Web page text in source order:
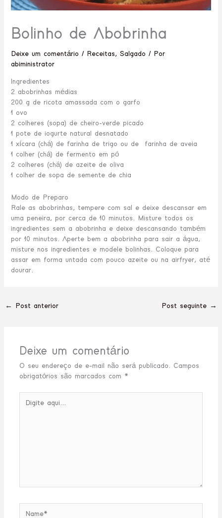
Bolinho de Abobrinha
Deixe um comentário / Receitas,Salgado / Por
abiministrator
Ingredientes
2 abobrinhas médias
200 g de ricota amassada com o garfo
1 ovo
2 colheres (sopa) de cheiro-verde picado
1 pote de iogurte natural desnatado
1 xícara (chá) de farinha de trigo ou de farinha de aveia
1 colher (chá) de fermento em pó
2 colheres (chá) de azeite de oliva
1 colher de sopa de semente de chia
Modo de Preparo
Rale as abobrinhas, tempere com sal e deixe descansar em
uma peneira, por cerca de 10 minutos. Misture todos os
ingredientes sem a abobrinha e deixe descansando também
por 10 minutos. Aperte bem a abobrinha para sair a água,
misture nos ingredientes e modele bolinhas. Coloque para
assar em forma untada com pouco azeite ou na airfryer, até
dourar.
← Post anterior Post seguinte →
Deixe um comentário
O seu endereço de e-mail não será publicado.
Campos
obrigatórios são marcados com *
aqui...